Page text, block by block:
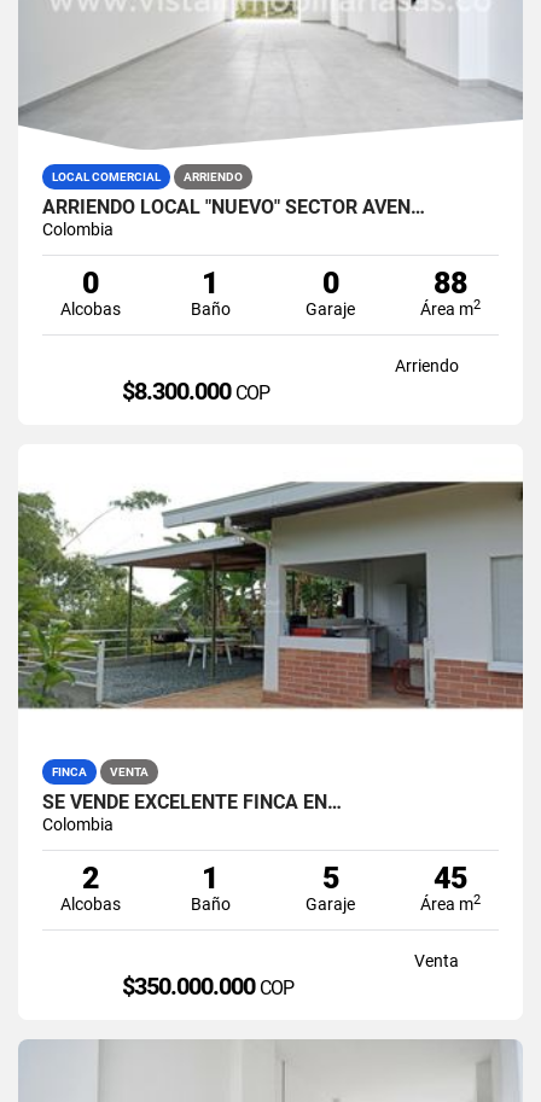
LOCAL COMERCIAL ARRIENDO
ARRIENDO LOCAL "NUEVO" SECTOR AVEN…
Colombia
0
Alcobas
1
Baño
0
Garaje
88
Área m2
Arriendo
$8.300.000 COP
FINCA VENTA
SE VENDE EXCELENTE FINCA EN…
Colombia
2
Alcobas
1
Baño
5
Garaje
45
Área m2
Venta
$350.000.000 COP